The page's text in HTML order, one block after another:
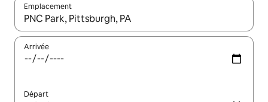
Emplacement
Quand les résultats sont affichés, parcourez-les en utilisant
Arrivée
Départ